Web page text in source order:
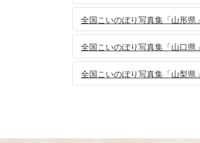
全国こいのぼり写真集「山形県」
全国こいのぼり写真集「山口県」
全国こいのぼり写真集「山梨県」